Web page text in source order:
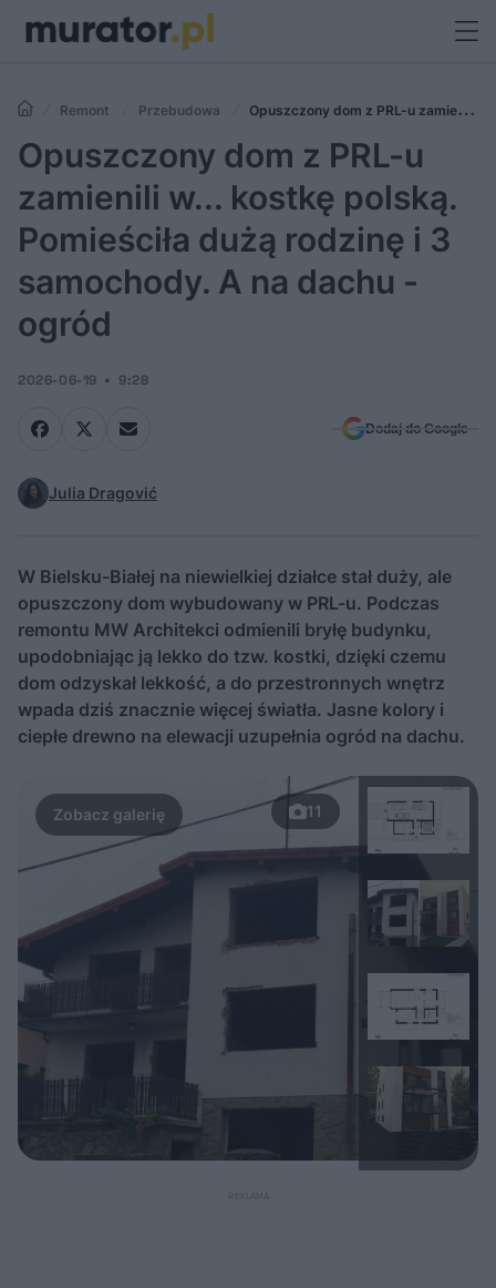
Remont Przebudowa
Opuszczony dom z PRL-u zamienili
w... kostkę polską. Pomieściła dużą rodzinę i 3 samochody. A na dachu
- ogród
Opuszczony dom z PRL-u
zamienili w... kostkę polską.
Pomieściła dużą rodzinę i 3
samochody. A na dachu -
ogród
2026-06-19 9:28
Dodaj do Google
Julia Dragović
W Bielsku-Białej na niewielkiej działce stał duży, ale
opuszczony dom wybudowany w PRL-u. Podczas
remontu MW Architekci odmienili bryłę budynku,
upodobniając ją lekko do tzw. kostki, dzięki czemu
dom odzyskał lekkość, a do przestronnych wnętrz
wpada dziś znacznie więcej światła. Jasne kolory i
ciepłe drewno na elewacji uzupełnia ogród na dachu.
11